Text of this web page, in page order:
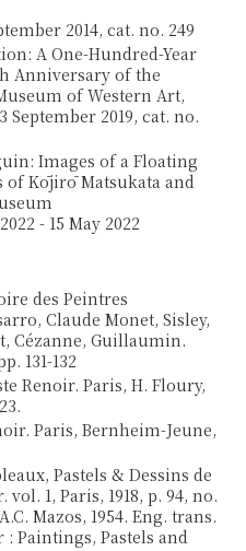
2014, cat. no. 249
A One-Hundred-Year
Anniversary of the
of Western Art,
September 2019, cat. no.
Images of a Floating
Kōjirō Matsukata and
- 15 May 2022
des Peintres
Claude Monet, Sisley,
Cézanne, Guillaumin.
131-132
Renoir. Paris, H. Floury,
Paris, Bernheim-Jeune,
Pastels & Dessins de
1, Paris, 1918, p. 94, no.
Mazos, 1954. Eng. trans.
Paintings, Pastels and